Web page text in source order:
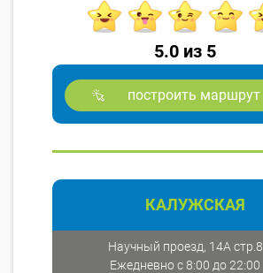
5.0 из 5
построить маршрут
КАЛУЖСКАЯ
Научный проезд, 14А стр.8
Ежедневно с 8:00 до 22:00